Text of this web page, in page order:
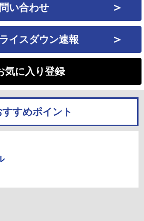
問い合わせ ＞
イスダウン速報 ＞
気に入り登録
すすめポイント